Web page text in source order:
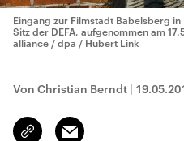
Eingang zur Filmstadt Babelsberg in
Sitz der DEFA, aufgenommen am
alliance / dpa / Hubert Link
Von Christian Berndt |
Link
Email